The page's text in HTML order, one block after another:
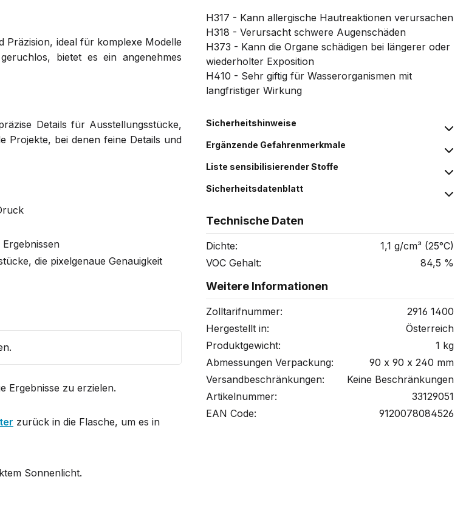
Präzision, ideal für komplexe Modelle
bietet es ein angenehmes
Details für Ausstellungsstücke,
Projekte, bei denen feine Details und
die pixelgenaue Genauigkeit
Ergebnisse zu erzielen.
zurück in die Flasche, um es in
Sonnenlicht.
H317 - Kann allergische Hautreaktionen verursachen
H318 - Verursacht schwere Augenschäden
H373 - Kann die Organe schädigen bei längerer oder
wiederholter Exposition
H410 - Sehr giftig für Wasserorganismen mit
langfristiger Wirkung
Sicherheitshinweise
Ergänzende Gefahrenmerkmale
Liste sensibilisierender Stoffe
Sicherheitsdatenblatt
Technische Daten
Dichte:
1,1 g/cm³ (25°C)
VOC Gehalt:
84,5 %
Weitere Informationen
Zolltarifnummer:
2916 1400
Hergestellt in:
Österreich
Produktgewicht:
1 kg
Abmessungen Verpackung:
90 x 90 x 240 mm
Versandbeschränkungen:
Keine Beschränkungen
Artikelnummer:
33129051
EAN Code:
9120078084526